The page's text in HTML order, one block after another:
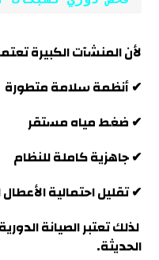
لأن المنشآت الكبيرة
✔ أنظمة سلامة متطورة
✔ ضغط مياه مستقر
✔ جاهزية كاملة للنظام
✔ تقليل احتمالية
لذلك تعتبر الصيانة
الحديثة.